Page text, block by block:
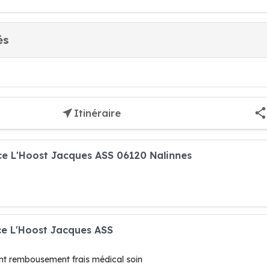
Itinéraire
L'Hoost Jacques ASS 06120 Nalinnes
L'Hoost Jacques ASS
rembousement frais médical soin